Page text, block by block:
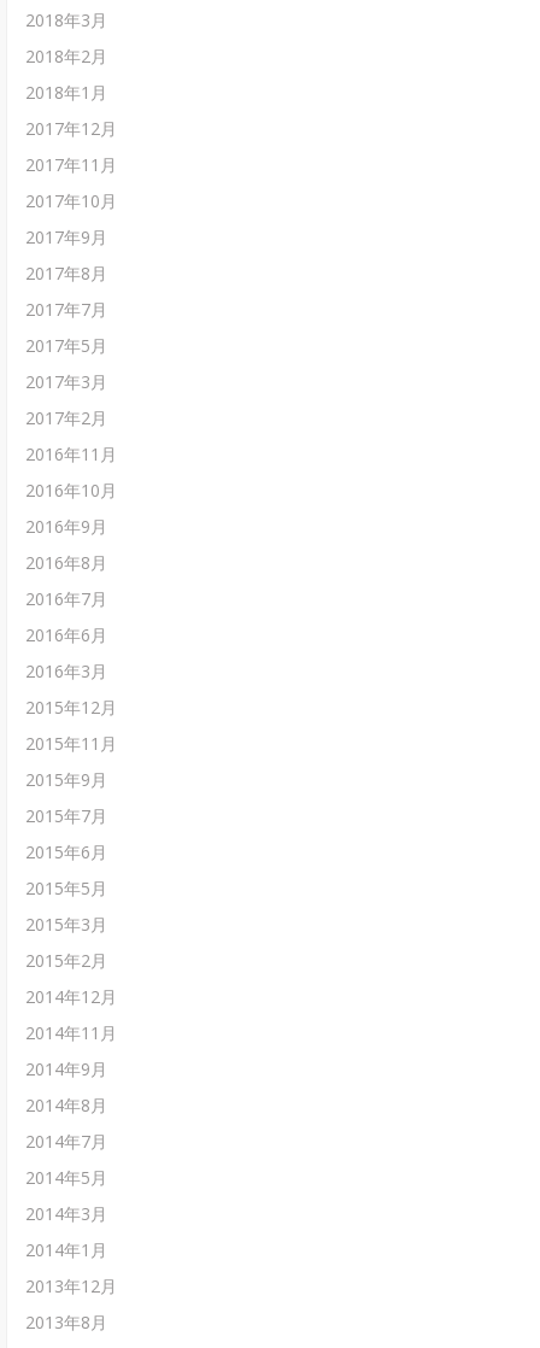
2018年3月
2018年2月
2018年1月
2017年12月
2017年11月
2017年10月
2017年9月
2017年8月
2017年7月
2017年5月
2017年3月
2017年2月
2016年11月
2016年10月
2016年9月
2016年8月
2016年7月
2016年6月
2016年3月
2015年12月
2015年11月
2015年9月
2015年7月
2015年6月
2015年5月
2015年3月
2015年2月
2014年12月
2014年11月
2014年9月
2014年8月
2014年7月
2014年5月
2014年3月
2014年1月
2013年12月
2013年8月